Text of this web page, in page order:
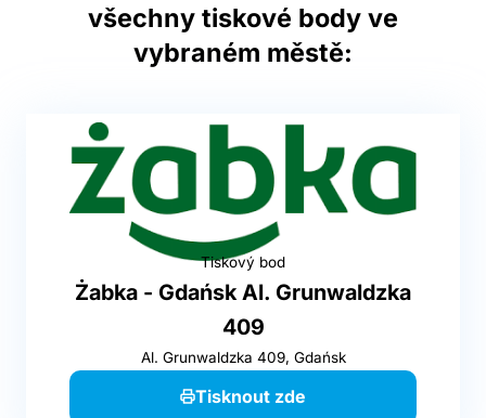
všechny tiskové body ve
vybraném městě:
Tiskový bod
Żabka - Gdańsk Al. Grunwaldzka
409
Al. Grunwaldzka 409, Gdańsk
Tisknout zde